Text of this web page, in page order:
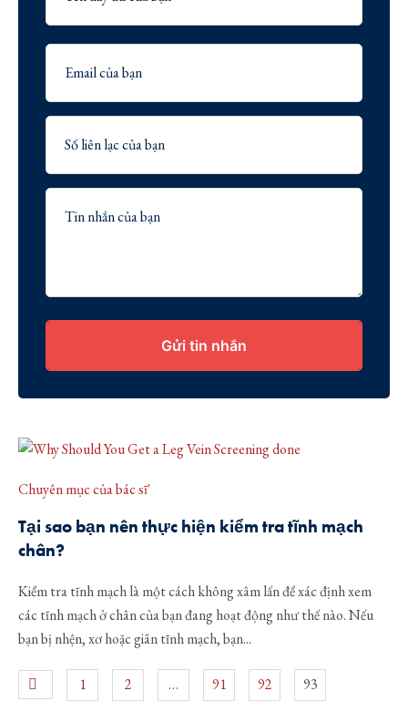
Gửi tin nhắn
Chuyên mục của bác sĩ'
Tại sao bạn nên thực hiện kiểm tra tĩnh mạch
chân?
Kiểm tra tĩnh mạch là một cách không xâm lấn để xác định xem
các tĩnh mạch ở chân của bạn đang hoạt động như thế nào. Nếu
bạn bị nhện, xơ hoặc giãn tĩnh mạch, bạn...
1 2 … 91 92
93